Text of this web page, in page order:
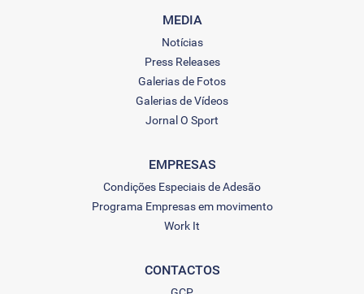
MEDIA
Notícias
Press Releases
Galerias de Fotos
Galerias de Vídeos
Jornal O Sport
EMPRESAS
Condições Especiais de Adesão
Programa Empresas em movimento
Work It
CONTACTOS